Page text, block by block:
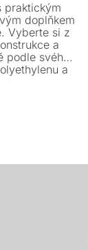
praktickým
doplňkem
Vyberte si z
a
podle svého
a
moderní